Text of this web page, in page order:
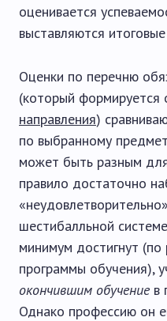
оценивается
выставляются
Оценки по перечню
(который формируется
направления)
по выбранному
может быть разным
правило достаточно
шестибалльной
минимум достигнут (по
программы обучения),
окончившим обучениев
Однако профессию он